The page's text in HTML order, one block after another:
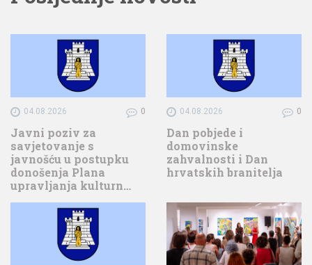
04.08.2026 0
Javni poziv za
savjetovanje s
javnošću u postupku
donošenja Plana
upravljanja kulturn…
04.08.2026 0
Dan pobjede i
domovinske
zahvalnosti i Dan
hrvatskih branitelja